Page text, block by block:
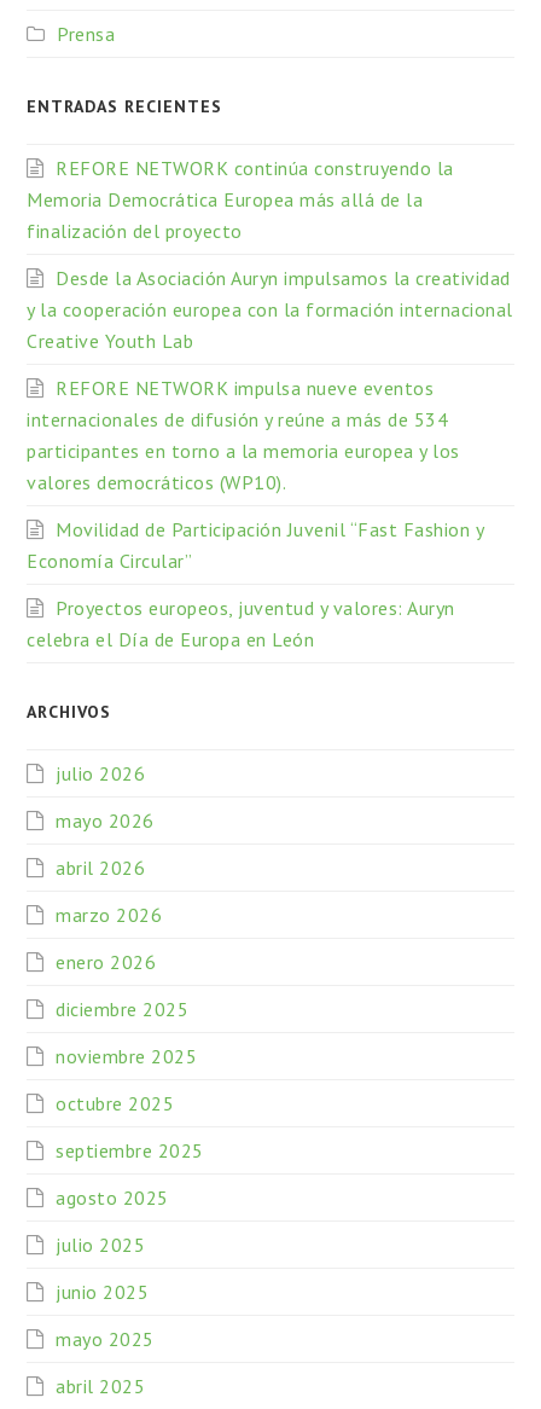
Prensa
ENTRADAS RECIENTES
REFORE NETWORK continúa construyendo la
Memoria Democrática Europea más allá de la
finalización del proyecto
Desde la Asociación Auryn impulsamos la creatividad
y la cooperación europea con la formación internacional
Creative Youth Lab
REFORE NETWORK impulsa nueve eventos
internacionales de difusión y reúne a más de 534
participantes en torno a la memoria europea y los
valores democráticos (WP10).
Movilidad de Participación Juvenil “Fast Fashion y
Economía Circular”
Proyectos europeos, juventud y valores: Auryn
celebra el Día de Europa en León
ARCHIVOS
julio 2026
mayo 2026
abril 2026
marzo 2026
enero 2026
diciembre 2025
noviembre 2025
octubre 2025
septiembre 2025
agosto 2025
julio 2025
junio 2025
mayo 2025
abril 2025